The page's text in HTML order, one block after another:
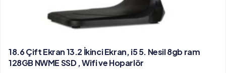
18.6 Çift Ekran 13.2 İkinci Ekran, i5 5. Nesil 8gb ram
128GB NWME SSD , Wifi ve Hoparlör